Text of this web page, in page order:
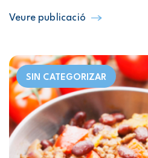
Veure publicació
SIN CATEGORIZAR